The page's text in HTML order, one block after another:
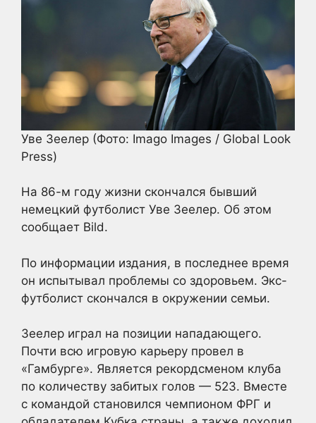
Уве Зеелер (Фото: Imago Images / Global Look
Press)
На 86-м году жизни скончался бывший
немецкий футболист Уве Зеелер. Об этом
сообщает Bild.
По информации издания, в последнее время
он испытывал проблемы со здоровьем. Экс-
футболист скончался в окружении семьи.
Зеелер играл на позиции нападающего.
Почти всю игровую карьеру провел в
«Гамбурге». Является рекордсменом клуба
по количеству забитых голов — 523. Вместе
с командой становился чемпионом ФРГ и